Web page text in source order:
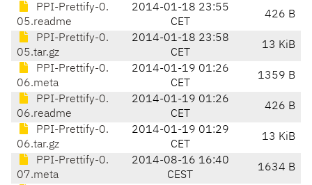
PPI-Prettify-0.
05.readme
2014-01-18 23:55
CET
426 B
PPI-Prettify-0.
05.tar.gz
2014-01-18 23:58
CET
13 KiB
PPI-Prettify-0.
06.meta
2014-01-19 01:26
CET
1359 B
PPI-Prettify-0.
06.readme
2014-01-19 01:26
CET
426 B
PPI-Prettify-0.
06.tar.gz
2014-01-19 01:29
CET
13 KiB
PPI-Prettify-0.
07.meta
2014-08-16 16:40
CEST
1634 B